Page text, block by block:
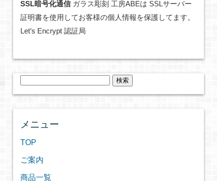
SSL暗号化通信ガラス彫刻 工房ABEは SSLサーバー
証明書を使用してお客様の個人情報を保護してます。
Let’s Encrypt 認証局
索:
メニュー
TOP
ご案内
商品一覧